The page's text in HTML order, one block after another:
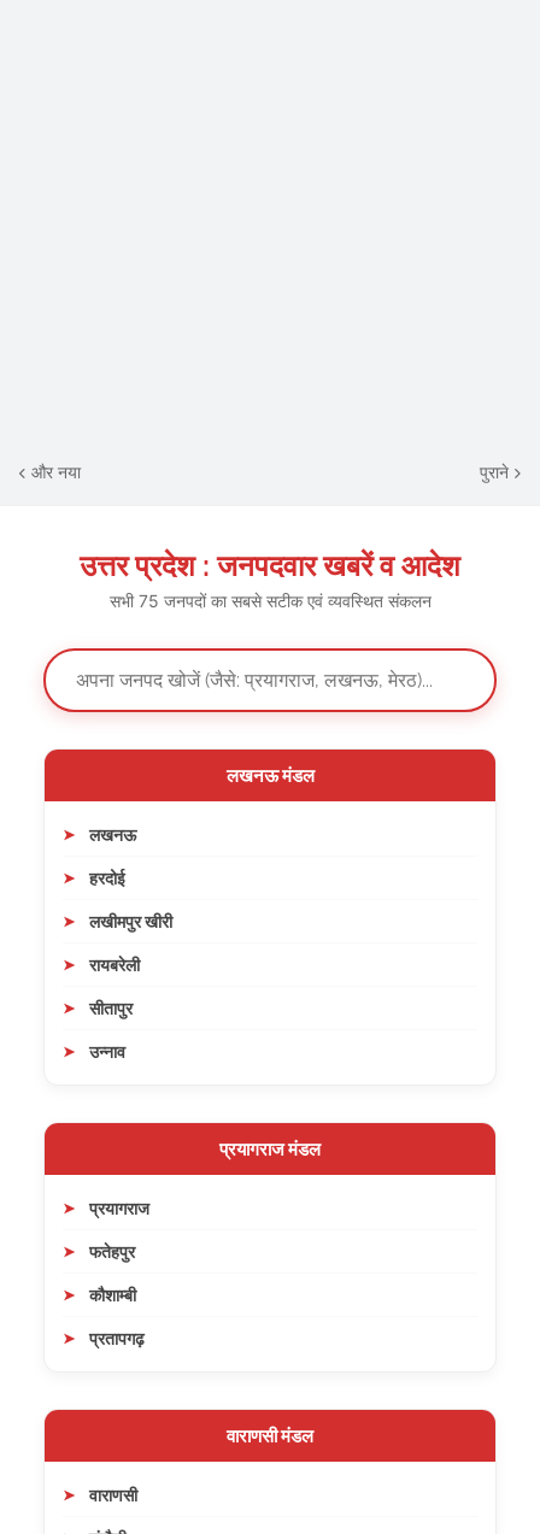
और नया पुराने
उत्तर प्रदेश : जनपदवार खबरें व आदेश
सभी 75 जनपदों का सबसे सटीक एवं व्यवस्थित संकलन
लखनऊ मंडल
लखनऊ
हरदोई
लखीमपुर खीरी
रायबरेली
सीतापुर
उन्नाव
प्रयागराज मंडल
प्रयागराज
फतेहपुर
कौशाम्बी
प्रतापगढ़
वाराणसी मंडल
वाराणसी